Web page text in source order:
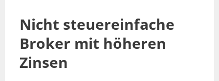
Nicht steuereinfache
Broker mit höheren
Zinsen